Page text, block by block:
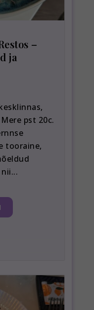
–
ja
pst 20c.
tooraine,